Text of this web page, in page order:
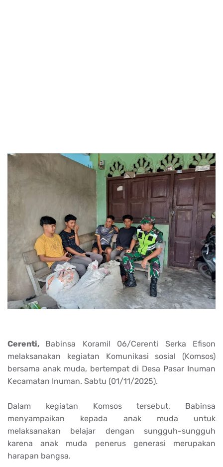
Cerenti, Babinsa Koramil 06/Cerenti Serka Efison
melaksanakan kegiatan Komunikasi sosial (Komsos)
bersama anak muda, bertempat di Desa Pasar Inuman
Kecamatan Inuman. Sabtu (01/11/2025).
Dalam kegiatan Komsos tersebut, Babinsa
menyampaikan kepada anak muda untuk
melaksanakan belajar dengan sungguh-sungguh
karena anak muda penerus generasi merupakan
harapan bangsa.